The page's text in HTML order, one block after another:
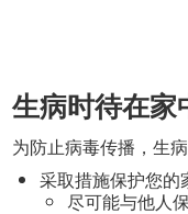
生病时待在家
为防止病毒传播，生
采取措施保护您的
尽可能与他人